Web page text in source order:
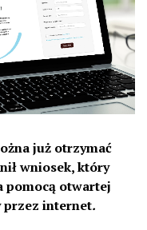
już otrzymać
wniosek, który
pomocą otwartej
przez internet.